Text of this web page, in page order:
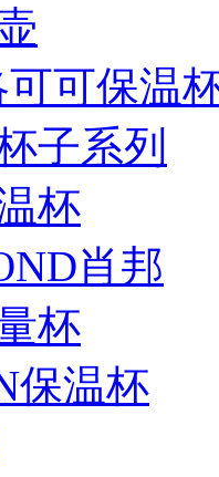
可可保温
子系列
杯
肖邦
杯
保温杯